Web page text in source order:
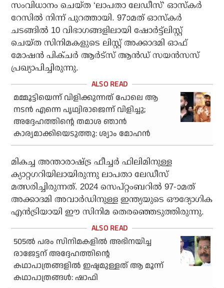
സംവിധാനം ചെയ്ത ‘ലാപതാ ലേഡീസ്’ ഓസ്‌കര്‍
റേസില്‍ നിന്ന് പുറത്തായി. 97ാമത് ഓസ്‌കര്‍
ചടങ്ങില്‍ 10 വിഭാഗങ്ങളിലായി ഷോര്‍ട്ട്ലിസ്റ്റ്
ചെയ്ത സിനിമകളുടെ ലിസ്റ്റ് അക്കാദമി ഓഫ്
മോഷന്‍ പിക്ചര്‍ ആര്‍ട്‌സ് ആന്‍ഡ് സയന്‍സസ്
പ്രഖ്യാപിച്ചിരുന്നു.
മമ്മൂട്ടിയെന്ന് വിളിക്കുന്നത് പോലെ ആ
നടന്‍ എന്നെ പൃഥ്വിരാജെന്ന് വിളിച്ചു;
അദ്ദേഹത്തിന്റെ തമാശ ഞാന്‍
കാര്യമാക്കിയെടുത്തു: ശ്യാം മോഹന്‍
മികച്ച അന്താരാഷ്ട്ര ഫീച്ചര്‍ ഫിലിമിനുള്ള
ക്യാറ്റഗറിയിലായിരുന്നു ലാപതാ ലേഡീസ്
മത്സരിച്ചിരുന്നത്. 2024 സെപ്റ്റംബറില്‍ 97-ാമത്
അക്കാദമി അവാര്‍ഡിനുള്ള ഇന്ത്യയുടെ ഔദ്യോഗിക
എന്‍ട്രിയായി ഈ സിനിമ തെരഞ്ഞെടുത്തിരുന്നു.
505ല്‍ പരം സിനിമകളില്‍ അഭിനയിച്ച
രാജേട്ടന് അദ്ദേഹത്തിന്റെ
കഥാപാത്രങ്ങളില്‍ ഇഷ്ടമുള്ളത് ആ മൂന്ന്
കഥാപാത്രങ്ങള്‍: ഷാഫി